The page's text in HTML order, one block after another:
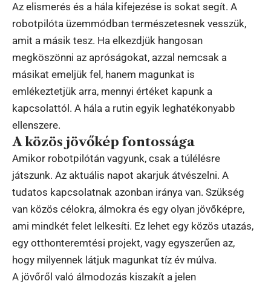
Az elismerés és a hála kifejezése is sokat segít. A
robotpilóta üzemmódban természetesnek vesszük,
amit a másik tesz. Ha elkezdjük hangosan
megköszönni az apróságokat, azzal nemcsak a
másikat emeljük fel, hanem magunkat is
emlékeztetjük arra, mennyi értéket kapunk a
kapcsolattól. A hála a rutin egyik leghatékonyabb
ellenszere.
A közös jövőkép fontossága
Amikor robotpilótán vagyunk, csak a túlélésre
játszunk. Az aktuális napot akarjuk átvészelni. A
tudatos kapcsolatnak azonban iránya van. Szükség
van közös célokra, álmokra és egy olyan jövőképre,
ami mindkét felet lelkesíti. Ez lehet egy közös utazás,
egy otthonteremtési projekt, vagy egyszerűen az,
hogy milyennek látjuk magunkat tíz év múlva.
A jövőről való álmodozás kiszakít a jelen